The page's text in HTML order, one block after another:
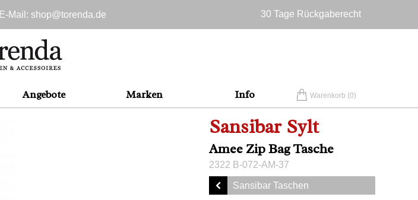
E-Mail: shop@torenda.de
30 Tage Rückgaberecht
Angebote Marken Info Warenkorb (0)
Sansibar Sylt
Amee Zip Bag Tasche
2322 B-072-AM-37
Sansibar Taschen